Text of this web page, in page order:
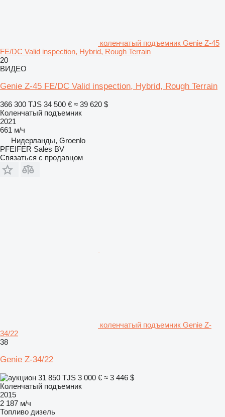
коленчатый подъемник Genie Z-45
FE/DC Valid inspection, Hybrid, Rough Terrain
20
ВИДЕО
Genie Z-45 FE/DC Valid inspection, Hybrid, Rough Terrain
366 300 TJS 34 500 € ≈ 39 620 $
Коленчатый подъемник
2021
661 м/ч
Нидерланды, Groenlo
PFEIFER Sales BV
Связаться с продавцом
коленчатый подъемник Genie Z-
34/22
38
Genie Z-34/22
31 850 TJS 3 000 € ≈ 3 446 $
Коленчатый подъемник
2015
2 187 м/ч
Топливо дизель